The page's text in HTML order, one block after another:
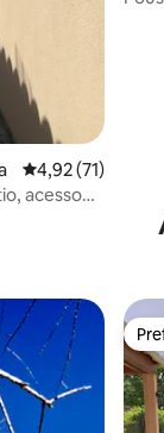
4,92 de uma
4,92 (71)
acesso